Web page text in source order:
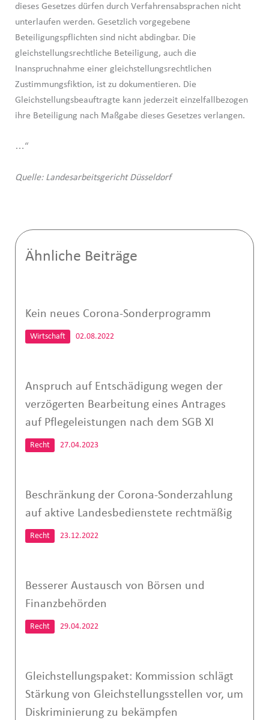
dieses Gesetzes dürfen durch Verfahrensabsprachen nicht
unterlaufen werden. Gesetzlich vorgegebene
Beteiligungspflichten sind nicht abdingbar. Die
gleichstellungsrechtliche Beteiligung, auch die
Inanspruchnahme einer gleichstellungsrechtlichen
Zustimmungsfiktion, ist zu dokumentieren. Die
Gleichstellungsbeauftragte kann jederzeit einzelfallbezogen
ihre Beteiligung nach Maßgabe dieses Gesetzes verlangen.
…“
Quelle: Landesarbeitsgericht Düsseldorf
Ähnliche Beiträge
Kein neues Corona-Sonderprogramm
Wirtschaft 02.08.2022
Anspruch auf Entschädigung wegen der
verzögerten Bearbeitung eines Antrages
auf Pflegeleistungen nach dem SGB XI
Recht 27.04.2023
Beschränkung der Corona-Sonderzahlung
auf aktive Landesbedienstete rechtmäßig
Recht 23.12.2022
Besserer Austausch von Börsen und
Finanzbehörden
Recht 29.04.2022
Gleichstellungspaket: Kommission schlägt
Stärkung von Gleichstellungsstellen vor, um
Diskriminierung zu bekämpfen